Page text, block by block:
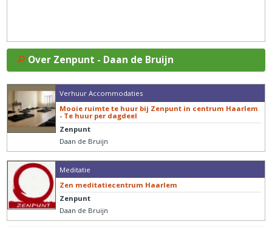
Over Zenpunt - Daan de Bruijn
Verhuur Accommodaties
Mooie ruimte te huur bij Zenpunt in centrum Haarlem
- Te huur per dagdeel
Zenpunt
Daan de Bruijn
Meditatie
Zen meditatiecentrum Haarlem
Zenpunt
Daan de Bruijn